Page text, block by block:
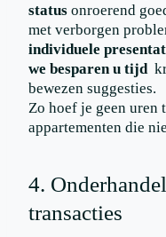
status onroerend
met verborgen
individuele
we besparen u tijd
bewezen suggesties.
Zo hoef je geen
appartementen die
4.
transacties